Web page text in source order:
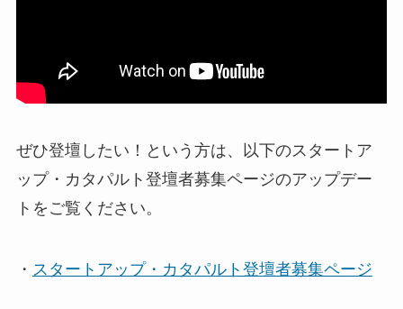
ぜひ登壇したい！という方は、以下のスタートア
ップ・カタパルト登壇者募集ページのアップデー
トをご覧ください。
・ スタートアップ・カタパルト登壇者募集ページ